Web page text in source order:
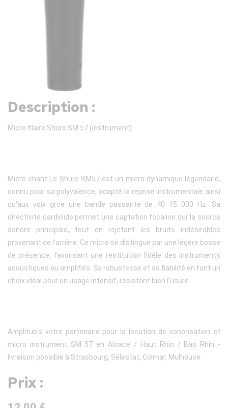
Description :
Micro filaire Shure SM 57 (instrument)
Micro chant Le Shure SM57 est un micro dynamique légendaire,
connu pour sa polyvalence, adapté la reprise instrumentale ainsi
qu'aux voix grce une bande passante de 40 15 000 Hz. Sa
directivité cardioïde permet une captation focalise sur la source
sonore principale, tout en rejetant les bruits indésirables
provenant de l'arrière. Ce micro se distingue par une légère bosse
de présence, favorisant une restitution fidèle des instruments
acoustiques ou amplifiés. Sa robustesse et sa fiabilité en font un
choix idéal pour un usage intensif, résistant bien l'usure.
Amplitub's votre partenaire pour la location de sonorisation et
micro instrument SM 57 en Alsace / Haut Rhin / Bas Rhin -
livraison possible à Strasbourg, Sélestat, Colmar, Mulhouse.
Prix :